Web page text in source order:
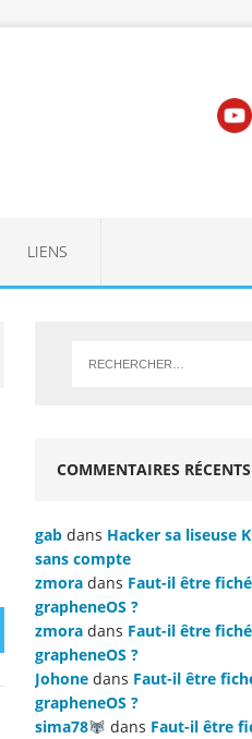
LIENS
COMMENTAIRES RÉCENTS
gab dans Hacker sa liseuse
sans compte
zmora dans Faut-il être
grapheneOS ?
zmora dans Faut-il être
grapheneOS ?
Johone dans Faut-il être
grapheneOS ?
sima78
dans Faut-il être